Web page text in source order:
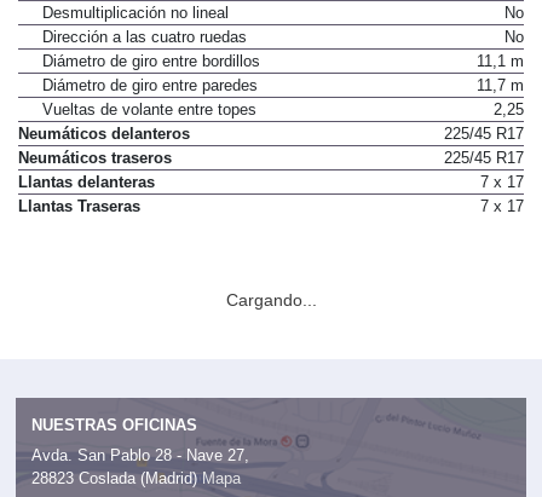
Desmultiplicación no lineal
No
Dirección a las cuatro ruedas
No
Diámetro de giro entre bordillos
11,1 m
Diámetro de giro entre paredes
11,7 m
Vueltas de volante entre topes
2,25
Neumáticos delanteros
225/45 R17
Neumáticos traseros
225/45 R17
Llantas delanteras
7 x 17
Llantas Traseras
7 x 17
Cargando...
NUESTRAS OFICINAS
Avda. San Pablo 28 - Nave 27,
28823 Coslada (Madrid) Mapa